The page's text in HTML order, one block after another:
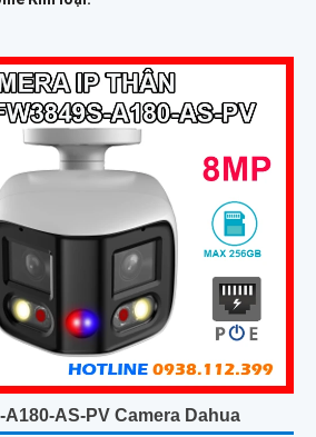
A180-AS-PV Camera Dahua